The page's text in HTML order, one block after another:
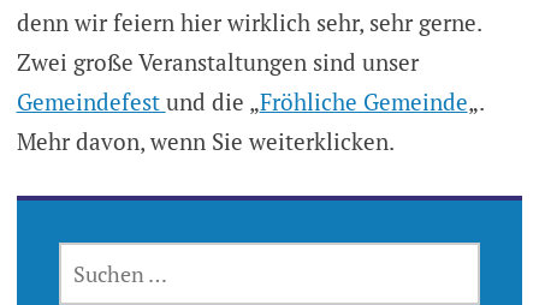
denn wir feiern hier wirklich sehr, sehr gerne.
Zwei große Veranstaltungen sind unser
Gemeindefest und die „Fröhliche Gemeinde„.
Mehr davon, wenn Sie weiterklicken.
NACH: